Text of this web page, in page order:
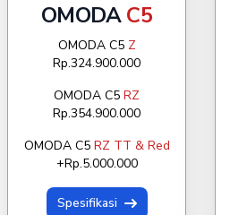
OMODAC5
OMODA C5 Z
Rp.324.900.000
OMODA C5 RZ
Rp.354.900.000
OMODA C5RZ TT & Red
+Rp.5.000.000
Spesifikasi